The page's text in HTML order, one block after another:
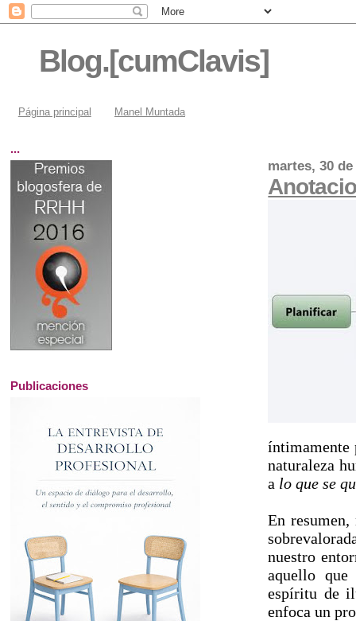
Blog.[cumClavis]
Página principal Manel Muntada
martes, 30
naturaleza
a lo que se
En
nuestro
aquello que
espíritu de
enfoca un
...
Publicaciones